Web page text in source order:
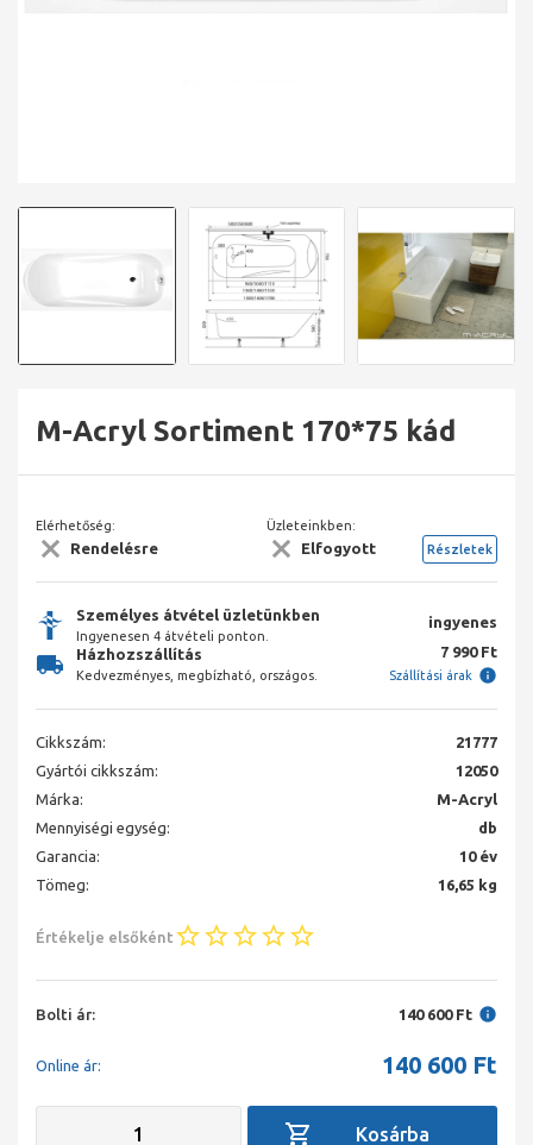
M-Acryl Sortiment 170*75 kád
Elérhetőség:
Rendelésre
Üzleteinkben:
Elfogyott Részletek
Személyes átvétel üzletünkben
Ingyenesen 4 átvételi ponton.
ingyenes
Házhozszállítás
Kedvezményes, megbízható, országos.
7 990 Ft
Szállítási árak
Cikkszám:
21777
Gyártói cikkszám:
12050
Márka:
M-Acryl
Mennyiségi egység:
db
Garancia:
10 év
Tömeg:
16,65 kg
Értékelje elsőként
Bolti ár: 140 600 Ft
Online ár: 140 600 Ft